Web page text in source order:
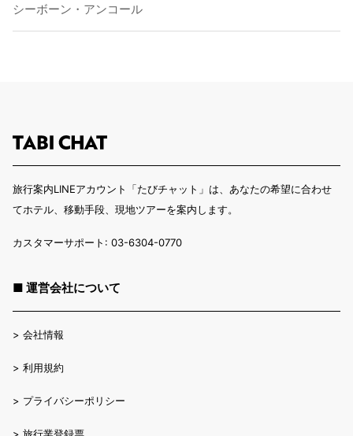
シーボーン・アンコール
旅行案内LINEアカウント「たびチャット」は、あなたの希望に合わせ
てホテル、移動手段、現地ツアーを案内します。
カスタマーサポート: 03-6304-0770
■ 運営会社について
> 会社情報
> 利用規約
> プライバシーポリシー